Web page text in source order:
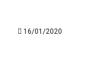
16/01/2020